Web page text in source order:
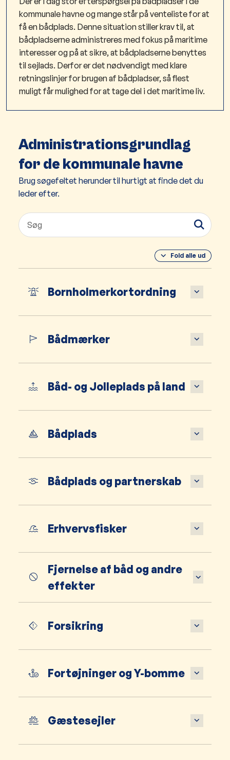
kommunale havne og mange står på venteliste for at
få en bådplads. Denne situation stiller krav til, at
bådpladserne administreres med fokus på maritime
interesser og på at sikre, at bådpladserne benyttes
til sejlads. Derfor er det nødvendigt med klare
retningslinjer for brugen af bådpladser, så flest
muligt får mulighed for at tage del i det maritime liv.
Administrationsgrundlag
for de kommunale havne
Brug søgefeltet herunder til hurtigt at finde det du
leder efter.
Fold alle ud
Bornholmerkortordning
Bådmærker
Båd- og Jolleplads på land
Bådplads
Bådplads og partnerskab
Erhvervsfisker
Fjernelse af båd og andre
effekter
Forsikring
Fortøjninger og Y-bomme
Gæstesejler